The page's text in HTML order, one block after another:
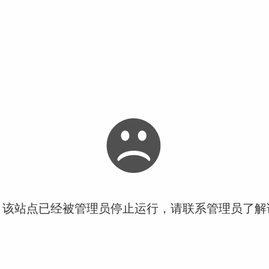
站点已经被管理员停止运行，请联系管理员了